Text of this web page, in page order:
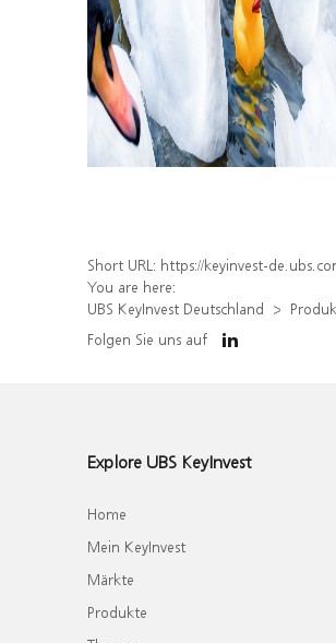
Short URL: https://keyinvest-de.ubs.com/produkt/detail/index/isin/
You are here:
UBS KeyInvest Deutschland
Folgen Sie uns auf
Explore UBS KeyInvest
Home
Mein KeyInvest
Märkte
Produkte